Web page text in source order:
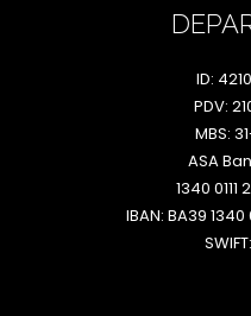
ID:
PDV:
MBS:
ASA
1340 0111
IBAN: BA39